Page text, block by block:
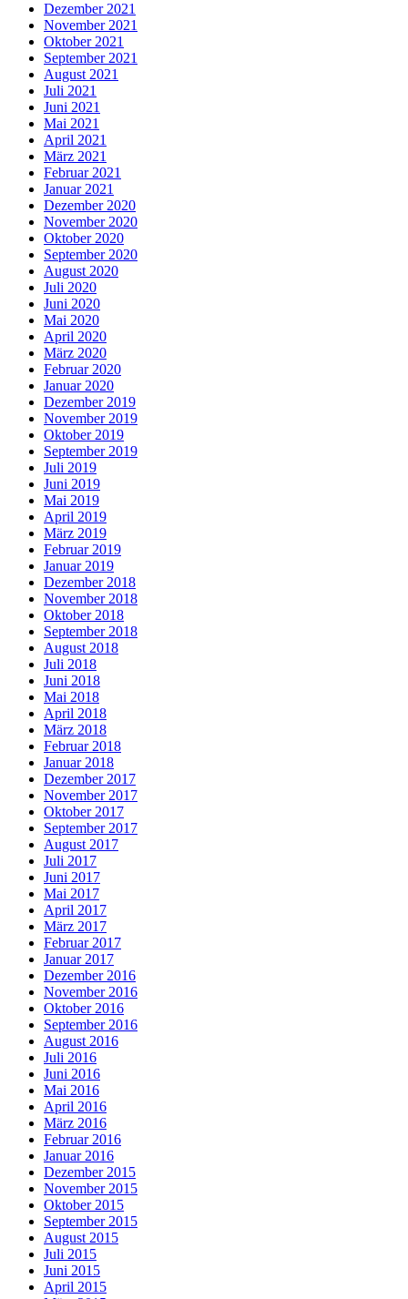
Dezember 2021
November 2021
Oktober 2021
September 2021
August 2021
Juli 2021
Juni 2021
Mai 2021
April 2021
März 2021
Februar 2021
Januar 2021
Dezember 2020
November 2020
Oktober 2020
September 2020
August 2020
Juli 2020
Juni 2020
Mai 2020
April 2020
März 2020
Februar 2020
Januar 2020
Dezember 2019
November 2019
Oktober 2019
September 2019
Juli 2019
Juni 2019
Mai 2019
April 2019
März 2019
Februar 2019
Januar 2019
Dezember 2018
November 2018
Oktober 2018
September 2018
August 2018
Juli 2018
Juni 2018
Mai 2018
April 2018
März 2018
Februar 2018
Januar 2018
Dezember 2017
November 2017
Oktober 2017
September 2017
August 2017
Juli 2017
Juni 2017
Mai 2017
April 2017
März 2017
Februar 2017
Januar 2017
Dezember 2016
November 2016
Oktober 2016
September 2016
August 2016
Juli 2016
Juni 2016
Mai 2016
April 2016
März 2016
Februar 2016
Januar 2016
Dezember 2015
November 2015
Oktober 2015
September 2015
August 2015
Juli 2015
Juni 2015
April 2015